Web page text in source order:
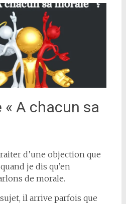
« A chacun sa
d’une objection que
je dis qu’en
de morale.
il arrive parfois que